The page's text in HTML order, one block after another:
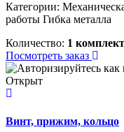
Категории:
работы Гибка металла
Количество: 1 комплект
Посмотреть заказ
Открыт
Винт, прижим, кольцо